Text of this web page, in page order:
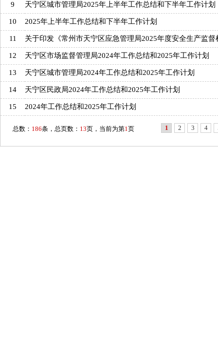
9 天宁区城市管理局2025年上半年工作总结和下半年工作计划
10 2025年上半年工作总结和下半年工作计划
11 关于印发《常州市天宁区应急管理局2025年度安全生产监督
12 天宁区市场监督管理局2024年工作总结和2025年工作计划
13 天宁区城市管理局2024年工作总结和2025年工作计划
14 天宁区民政局2024年工作总结和2025年工作计划
15 2024年工作总结和2025年工作计划
总数： 186条，总页数： 13页，当前为第1页 1 2 3 4